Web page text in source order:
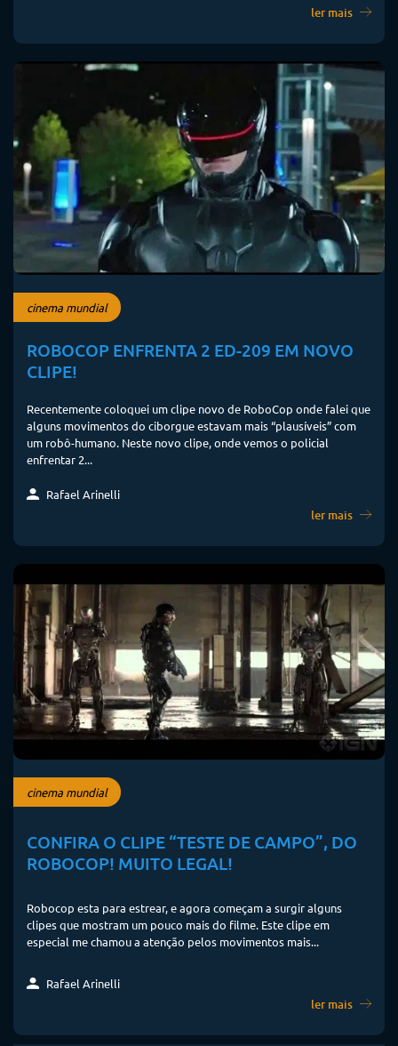
ler mais
cinema mundial
ROBOCOP ENFRENTA 2 ED-209 EM NOVO
CLIPE!
Recentemente coloquei um clipe novo de RoboCop onde falei que
alguns movimentos do ciborgue estavam mais “plausíveis” com
um robô-humano. Neste novo clipe, onde vemos o policial
enfrentar 2...
Rafael Arinelli
ler mais
cinema mundial
CONFIRA O CLIPE “TESTE DE CAMPO”, DO
ROBOCOP! MUITO LEGAL!
Robocop esta para estrear, e agora começam a surgir alguns
clipes que mostram um pouco mais do filme. Este clipe em
especial me chamou a atenção pelos movimentos mais...
Rafael Arinelli
ler mais